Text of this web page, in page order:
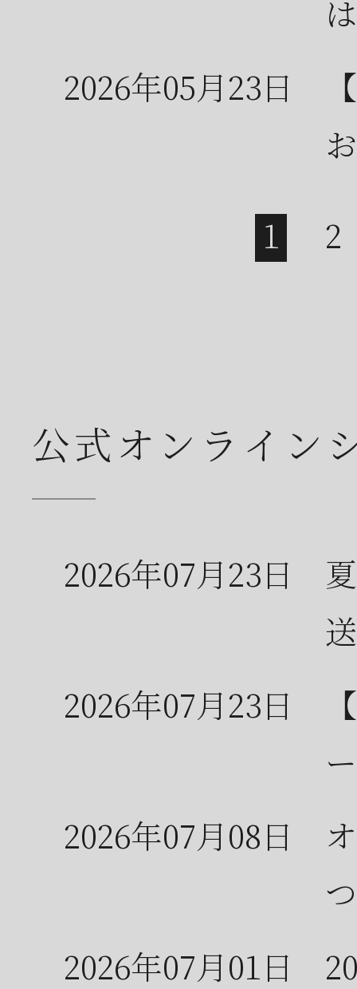
2026年05月23日
公式オンライン
2026年07月23日
2026年07月23日
2026年07月08日
2026年07月01日